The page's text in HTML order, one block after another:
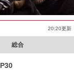
20:20更新
総合